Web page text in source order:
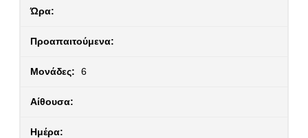
Ώρα:
Προαπαιτούμενα:
Μονάδες: 6
Αίθουσα:
Ημέρα: